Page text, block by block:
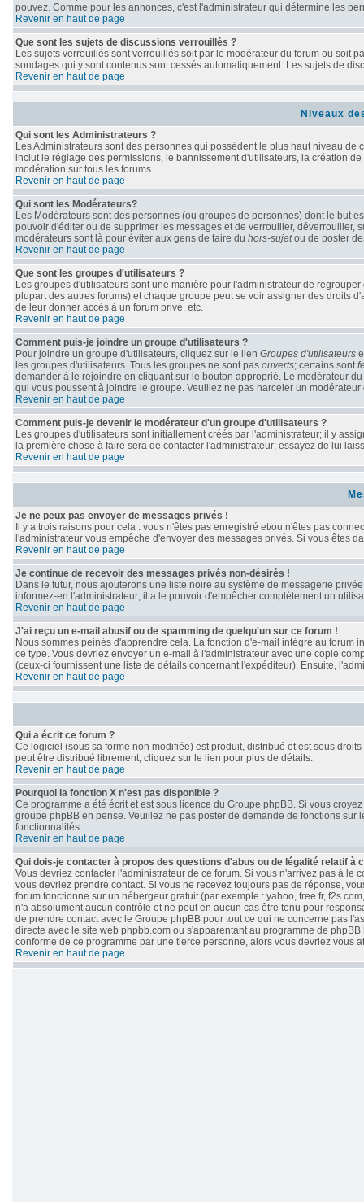
pouvez. Comme pour les annonces, c'est l'administrateur qui détermine les
Revenir en haut de page
Que sont les sujets de discussions verrouillés ?
Les sujets verrouillés sont verrouillés soit par le modérateur du forum ou soit
sondages qui y sont contenus sont cessés automatiquement. Les sujets de
Revenir en haut de page
Niveaux
Qui sont les Administrateurs ?
Les Administrateurs sont des personnes qui possèdent le plus haut niveau
inclut le réglage des permissions, le bannissement d'utilisateurs, la création
modération sur tous les forums.
Revenir en haut de page
Qui sont les Modérateurs?
Les Modérateurs sont des personnes (ou groupes de personnes) dont le but
pouvoir d'éditer ou de supprimer les messages et de verrouiller,
modérateurs sont là pour éviter aux gens de faire du hors-sujetou de poster
Revenir en haut de page
Que sont les groupes d'utilisateurs ?
Les groupes d'utilisateurs sont une manière pour l'administrateur de
plupart des autres forums) et chaque groupe peut se voir assigner des droits
de leur donner accès à un forum privé, etc.
Revenir en haut de page
Comment puis-je joindre un groupe d'utilisateurs ?
Pour joindre un groupe d'utilisateurs, cliquez sur le lien Groupes d'utilisateurs
les groupes d'utilisateurs. Tous les groupes ne sont pas ouverts; certains sont
demander à le rejoindre en cliquant sur le bouton approprié. Le modérateur
qui vous poussent à joindre le groupe. Veuillez ne pas harceler un
Revenir en haut de page
Comment puis-je devenir le modérateur d'un groupe d'utilisateurs ?
Les groupes d'utilisateurs sont initiallement créés par l'administrateur; il y
la première chose à faire sera de contacter l'administrateur; essayez de lui
Revenir en haut de page
Je ne peux pas envoyer de messages privés !
Il y a trois raisons pour cela : vous n'êtes pas enregistré et/ou n'êtes pas
l'administrateur vous empêche d'envoyer des messages privés. Si vous êtes
Revenir en haut de page
Je continue de recevoir des messages privés non-désirés !
Dans le futur, nous ajouterons une liste noire au système de messagerie
informez-en l'administrateur; il a le pouvoir d'empêcher complètement un
Revenir en haut de page
J'ai reçu un e-mail abusif ou de spamming de quelqu'un sur ce forum !
Nous sommes peinés d'apprendre cela. La fonction d'e-mail intégré au
ce type. Vous devriez envoyer un e-mail à l'administrateur avec une copie
(ceux-ci fournissent une liste de détails concernant l'expéditeur). Ensuite,
Revenir en haut de page
Qui a écrit ce forum ?
Ce logiciel (sous sa forme non modifiée) est produit, distribué et est sous
peut être distribué librement; cliquez sur le lien pour plus de détails.
Revenir en haut de page
Pourquoi la fonction X n'est pas disponible ?
Ce programme a été écrit et est sous licence du Groupe phpBB. Si vous
groupe phpBB en pense. Veuillez ne pas poster de demande de fonctions
fonctionnalités.
Revenir en haut de page
Qui dois-je contacter à propos des questions d'abus ou de légalité relatif à
Vous devriez contacter l'administrateur de ce forum. Si vous n'arrivez pas à
vous devriez prendre contact. Si vous ne recevez toujours pas de réponse,
forum fonctionne sur un hébergeur gratuit (par exemple : yahoo, free.fr,
n'a absolument aucun contrôle et ne peut en aucun cas être tenu pour
de prendre contact avec le Groupe phpBB pour tout ce qui ne concerne pas
directe avec le site web phpbb.com ou s'apparentant au programme de
conforme de ce programme par une tierce personne, alors vous devriez vous
Revenir en haut de page